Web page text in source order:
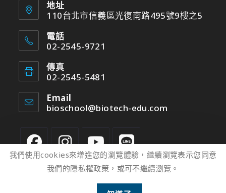
地址
110台北市信義區光復南路495號9樓之5
電話
02-2545-9721
傳真
02-2545-5481
Email
bioschool@biotech-edu.com
我們使用cookies來增進您的瀏覽體驗，繼續瀏覽表示您同意
我們的隱私權政策，或可不繼續瀏覽。